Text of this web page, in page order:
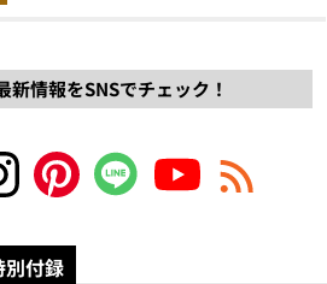
新情報をSNSでチェック！
付録